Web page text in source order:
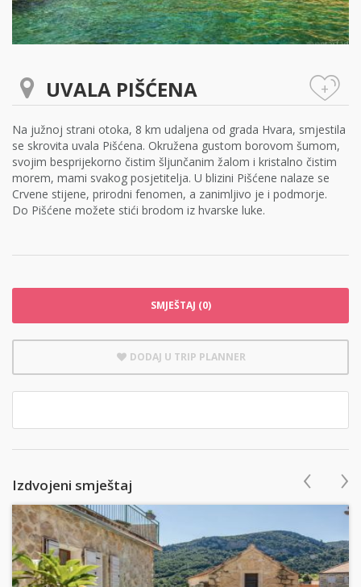
UVALA PIŠĆENA +
Na južnoj strani otoka, 8 km udaljena od grada Hvara, smjestila
se skrovita uvala Pišćena. Okružena gustom borovom šumom,
svojim besprijekorno čistim šljunčanim žalom i kristalno čistim
morem, mami svakog posjetitelja. U blizini Pišćene nalaze se
Crvene stijene, prirodni fenomen, a zanimljivo je i podmorje.
Do Pišćene možete stići brodom iz hvarske luke.
SMJEŠTAJ (0)
DODAJ U TRIP PLANNER
Izdvojeni smještaj ‹ ›